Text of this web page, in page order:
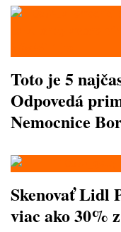
Toto je 5
Odpovedá
Nemocnice
Skenovať Lidl
viac ako 30%